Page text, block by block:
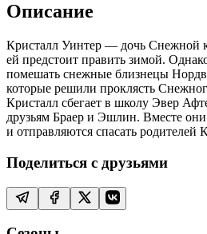
Описание
Кристалл Уинтер — дочь Снежной
ей предстоит править зимой.
помешать снежные близнецы
которые решили проклясть
Кристалл сбегает в школу Эвер
друзьям Браер и Эшлин. Вместе
и отправляются спасать родителей
Поделиться с друзьями